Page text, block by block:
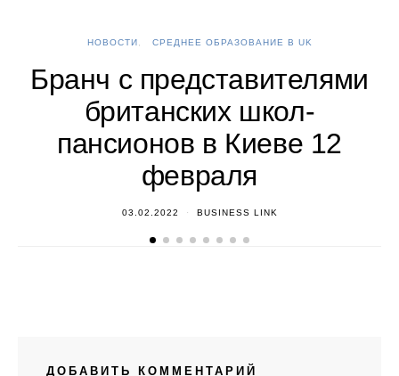
НОВОСТИ СРЕДНЕЕ ОБРАЗОВАНИЕ В UK
Бранч с представителями
британских школ-
пансионов в Киеве 12
февраля
03.02.2022 BUSINESS LINK
ДОБАВИТЬ КОММЕНТАРИЙ